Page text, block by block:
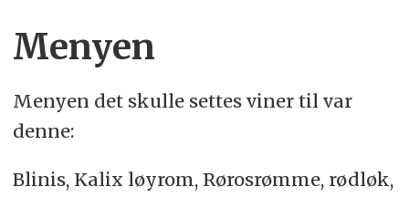
Menyen
Menyen det skulle settes viner til var
denne:
Blinis, Kalix løyrom, Rørosrømme, rødløk,